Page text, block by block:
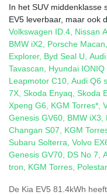
In het SUV middenklasse
EV5 leverbaar, maar ook
Volkswagen ID.4, Nissan
BMW iX2, Porsche Macan,
Explorer, Byd Seal U,
Tavascan, Hyundai IONIQ
Leapmotor C10, Audi Q6
7X, Skoda Enyaq, Skoda
Xpeng G6, KGM Torres*,
Genesis GV60, BMW iX3,
Changan S07, KGM
Subaru Solterra, Volvo
Genesis GV70, DS No 7,
tron, KGM Torres,
De Kia EV5 81.4kWh